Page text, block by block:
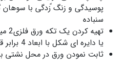
پوسیدگی و زنگ ًزدگی با سوهان
سنباده
يا دايره ای شکل با ابعاد 4 برابر قطر نشتی
ثابت نمودن ورق در محل نشتی